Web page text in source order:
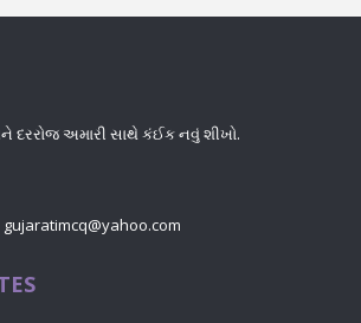
દરરોજ અમારી સાથે કંઈક નવું શીખો.